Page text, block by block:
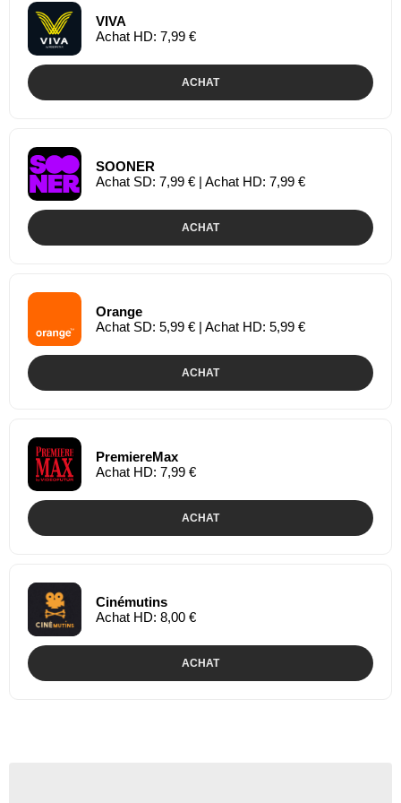
VIVA
Achat HD: 7,99 €
ACHAT
SOONER
Achat SD: 7,99 € | Achat HD: 7,99 €
ACHAT
Orange
Achat SD: 5,99 € | Achat HD: 5,99 €
ACHAT
PremiereMax
Achat HD: 7,99 €
ACHAT
Cinémutins
Achat HD: 8,00 €
ACHAT